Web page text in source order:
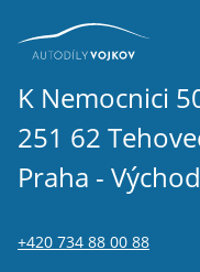
K Nemocnici
251 62
Praha - Východ
+420 734 88 00 88